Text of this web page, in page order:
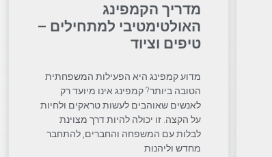
מדריך הקמפינג
האולטימטיבי למתחילים –
טיפים וציוד
מדוע קמפינג היא הפעילות המשפחתית
הטובה ביותר? קמפינג אינו מיועד רק
לאנשים שאוהבים לעשות טראקים ולחיות
על הקצה. זו יכולה להיות דרך מצוינת
לבלות עם המשפחה והחברים, להתחבר
מחדש וליהנות